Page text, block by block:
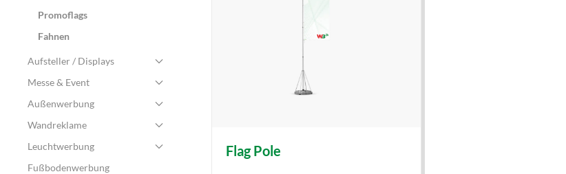
Promoflags
Fahnen
Aufsteller / Displays
Messe & Event
Außenwerbung
Wandreklame
Leuchtwerbung
Fußbodenwerbung
Flag Pole